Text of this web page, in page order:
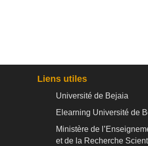
Liens utiles
Université de Bejaia
Elearning Université de
Ministère de
et de la Recherche